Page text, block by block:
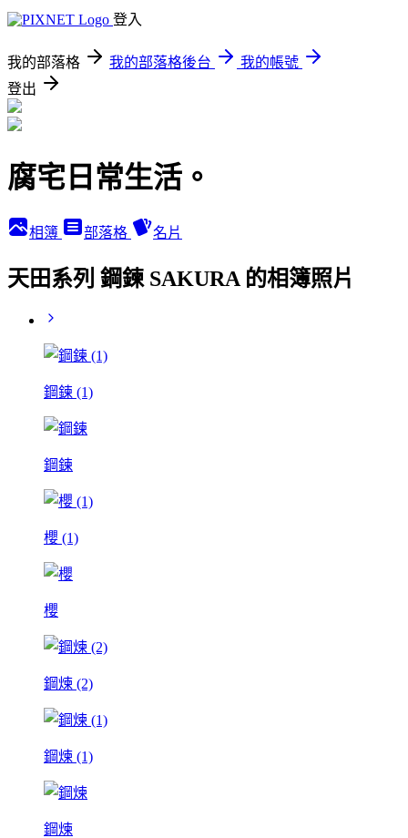
登入
我的部落格 我的部落格後台
我的帳號
登出
腐宅日常生活。
相簿 部落格 名片
天田系列 鋼鍊 SAKURA 的相簿照片
鋼鍊 (1)
鋼鍊
櫻 (1)
櫻
鋼煉 (2)
鋼煉 (1)
鋼煉